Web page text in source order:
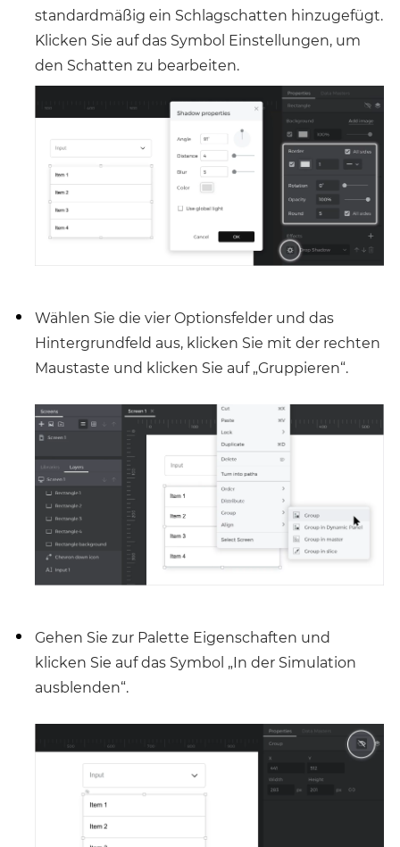
standardmäßig ein Schlagschatten hinzugefügt.
Klicken Sie auf das Symbol Einstellungen, um
den Schatten zu bearbeiten.
Wählen Sie die vier Optionsfelder und das
Hintergrundfeld aus, klicken Sie mit der rechten
Maustaste und klicken Sie auf „Gruppieren“.
Gehen Sie zur Palette Eigenschaften und
klicken Sie auf das Symbol „In der Simulation
ausblenden“.